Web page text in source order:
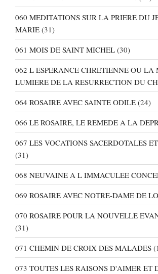
060 MEDITATIONS SUR LA PRIERE DU
MARIE (31)
061 MOIS DE SAINT MICHEL (30)
062 L ESPERANCE CHRETIENNE OU LA
LUMIERE DE LA RESURRECTION DU
064 ROSAIRE AVEC SAINTE ODILE (24)
066 LE ROSAIRE, LE REMEDE A LA
067 LES VOCATIONS SACERDOTALES
(31)
068 NEUVAINE A L IMMACULEE
069 ROSAIRE AVEC NOTRE-DAME DE
070 ROSAIRE POUR LA NOUVELLE
(31)
071 CHEMIN DE CROIX DES MALADES
073 TOUTES LES RAISONS D'AIMER ET